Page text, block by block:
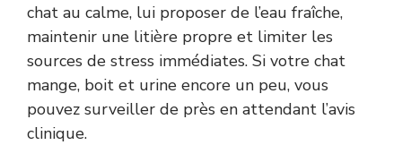
chat au calme, lui proposer de l’eau fraîche,
maintenir une litière propre et limiter les
sources de stress immédiates. Si votre chat
mange, boit et urine encore un peu, vous
pouvez surveiller de près en attendant l’avis
clinique.